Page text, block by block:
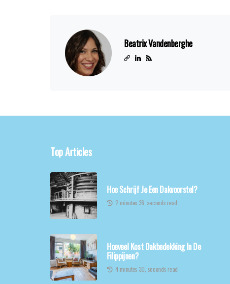
Beatrix Vandenberghe
Top Articles
Hoe Schrijf Je Een Dakvoorstel?
2 minutes 36, seconds read
Hoeveel Kost Dakbedekking In De
Filippijnen?
4 minutes 30, seconds read